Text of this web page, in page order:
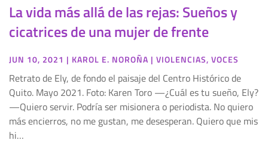
La vida más allá de las rejas: Sueños y
cicatrices de una mujer de frente
JUN 10, 2021 | KAROL E. NOROÑA | VIOLENCIAS, VOCES
Retrato de Ely, de fondo el paisaje del Centro Histórico de
Quito. Mayo 2021. Foto: Karen Toro —¿Cuál es tu sueño, Ely?
—Quiero servir. Podría ser misionera o periodista. No quiero
más encierros, no me gustan, me desesperan. Quiero que mis
hi…